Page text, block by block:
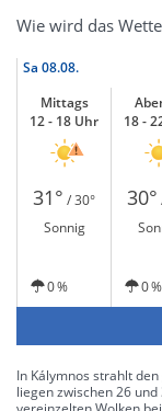
Wie wird das
Sa 08.08.
Mittags
12 - 18 Uhr
18 -
31° / 30° 30°
Sonnig
0 % 0 %
In Kálymnos strahlt
liegen zwischen 26